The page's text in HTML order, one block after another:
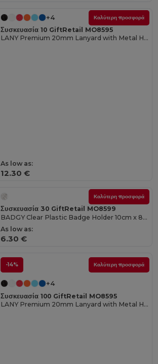
Καλύτερη προσφορά
+4
Συσκευασία 10 GiftRetail MO8595
LANY Premium 20mm Lanyard with Metal Hook and Safety Features
As low as:
12.30 €
Καλύτερη προσφορά
Συσκευασία 30 GiftRetail MO8599
BADGY Clear Plastic Badge Holder 10cm x 8cm for ID Cards
As low as:
6.30 €
-14% Καλύτερη προσφορά
+4
Συσκευασία 100 GiftRetail MO8595
LANY Premium 20mm Lanyard with Metal Hook and Safety Features